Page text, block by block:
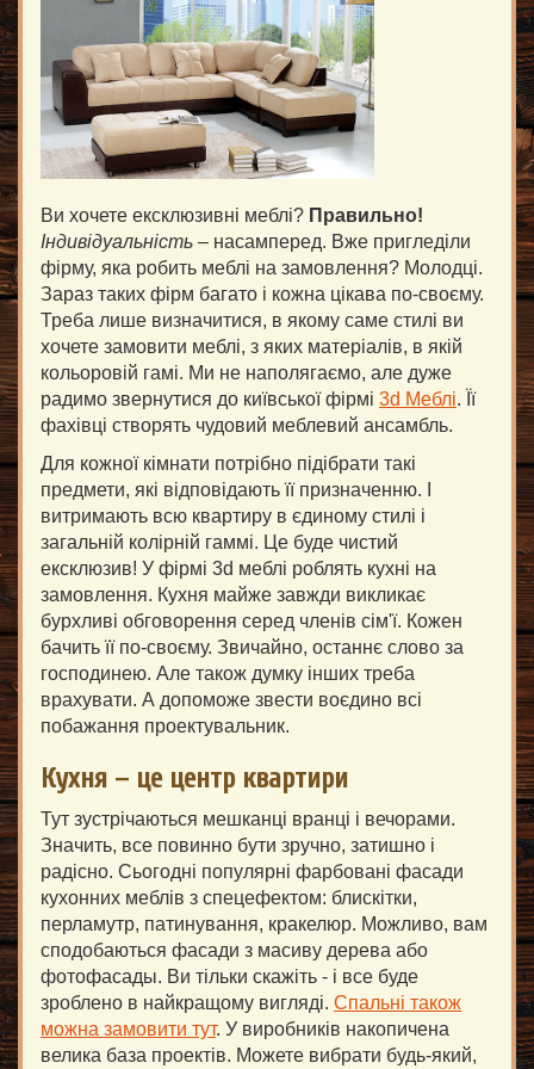
Ви хочете ексклюзивні меблі? Правильно!
Індивідуальність – насамперед. Вже пригледіли
фірму, яка робить меблі на замовлення? Молодці.
Зараз таких фірм багато і кожна цікава по-своєму.
Треба лише визначитися, в якому саме стилі ви
хочете замовити меблі, з яких матеріалів, в якій
кольоровій гамі. Ми не наполягаємо, але дуже
радимо звернутися до київської фірмі 3d Меблі. Її
фахівці створять чудовий меблевий ансамбль.
Для кожної кімнати потрібно підібрати такі
предмети, які відповідають її призначенню. І
витримають всю квартиру в єдиному стилі і
загальній колірній гаммі. Це буде чистий
ексклюзив! У фірмі 3d меблі роблять кухні на
замовлення. Кухня майже завжди викликає
бурхливі обговорення серед членів сім'ї. Кожен
бачить її по-своєму. Звичайно, останнє слово за
господинею. Але також думку інших треба
врахувати. А допоможе звести воєдино всі
побажання проектувальник.
Кухня – це центр квартири
Тут зустрічаються мешканці вранці і вечорами.
Значить, все повинно бути зручно, затишно і
радісно. Сьогодні популярні фарбовані фасади
кухонних меблів з спецефектом: блискітки,
перламутр, патинування, кракелюр. Можливо, вам
сподобаються фасади з масиву дерева або
фотофасады. Ви тільки скажіть - і все буде
зроблено в найкращому вигляді. Спальні також
можна замовити тут. У виробників накопичена
велика база проектів. Можете вибрати будь-який,